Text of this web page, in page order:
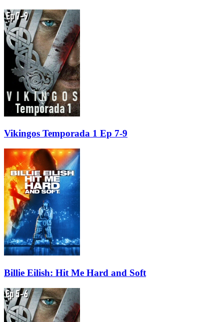
Vikingos Temporada 1 Ep 7-9
Billie Eilish: Hit Me Hard and Soft